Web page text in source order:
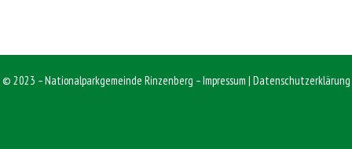
© 2023 – Nationalparkgemeinde Rinzenberg –Impressum | Datenschutzerklärung